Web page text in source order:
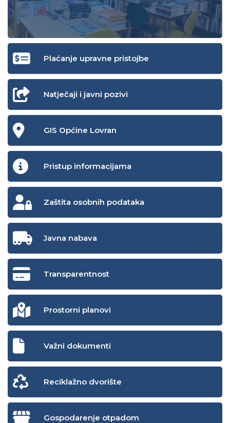
Plaćanje upravne pristojbe
Natječaji i javni pozivi
GIS Općine Lovran
Pristup informacijama
Zaštita osobnih podataka
Javna nabava
Transparentnost
Prostorni planovi
Važni dokumenti
Reciklažno dvorište
Gospodarenje otpadom